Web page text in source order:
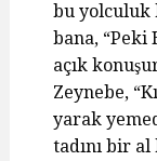
bu yolculuk
bana, “Peki
açık
Zeynebe,
yarak
tadını bir